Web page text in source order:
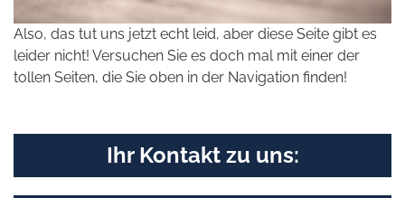
Also, das tut uns jetzt echt leid, aber diese Seite gibt es
leider nicht! Versuchen Sie es doch mal mit einer der
tollen Seiten, die Sie oben in der Navigation finden!
Ihr Kontakt zu uns: